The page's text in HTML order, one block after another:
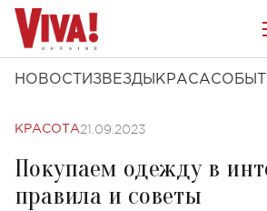
НОВОСТИ ЗВЕЗДЫ КРАСА
КРАСОТА21.09.2023
Покупаем одежду в
правила и советы